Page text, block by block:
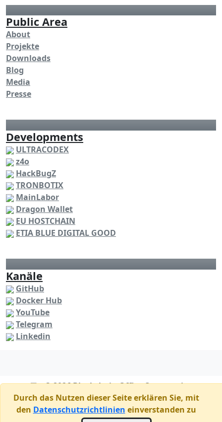
Public Area
About
Projekte
Downloads
Blog
Media
Presse
Developments
ULTRACODEX
z4o
HackBugZ
TRONBOTIX
MainLabor
Dragon Wallet
EU HOSTCHAIN
ETIA BLUE DIGITAL GOOD
Kanäle
GitHub
Docker Hub
YouTube
Telegram
Linkedin
© 2026 Blockchain Office Community
Durch das Nutzen dieser Seite erklären Sie, mit
den Datenschutzrichtlinien einverstanden zu